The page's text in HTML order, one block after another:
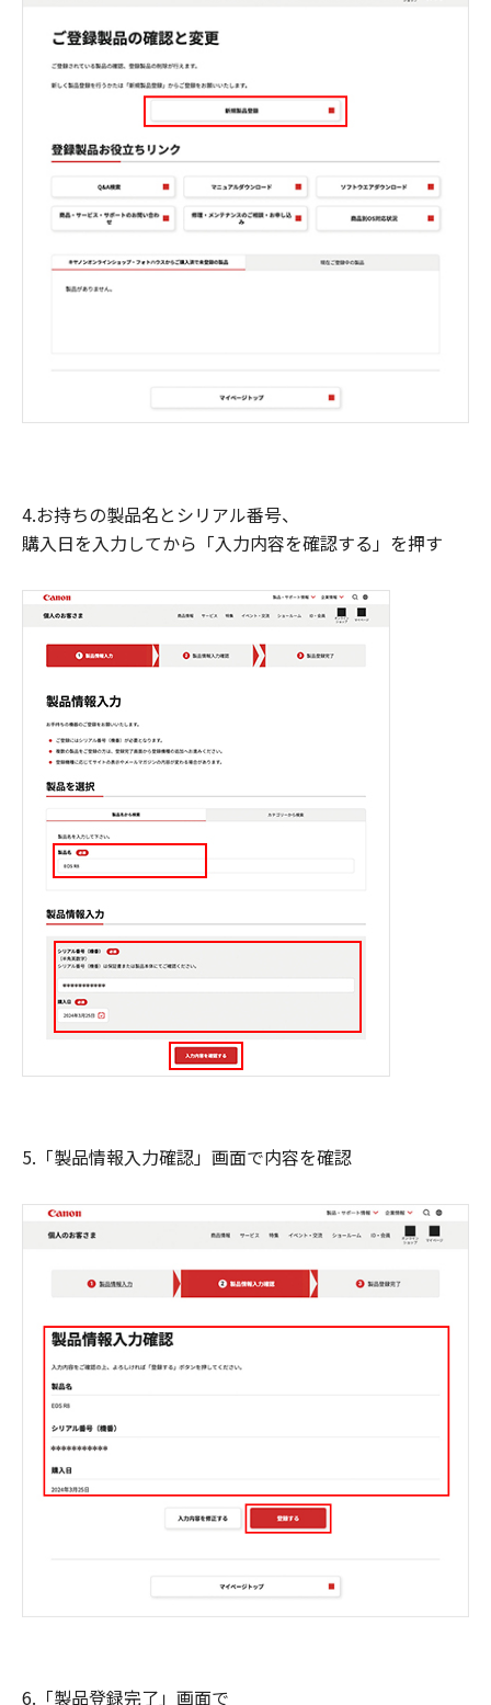
4.お持ちの製品名とシリアル番号、
購入日を入力してから「入力内容を確認する」を押す
5.「製品情報入力確認」画面で内容を確認
6.「製品登録完了」画面で